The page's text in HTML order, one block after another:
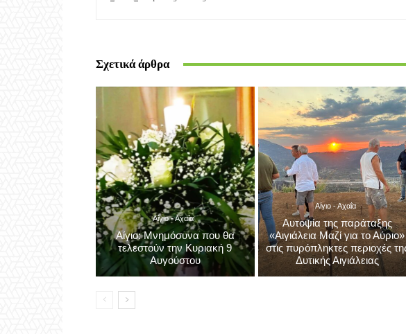
Σχετικά άρθρα
Αίγιο - Αχαΐα
Αίγιο: Μνημόσυνα που θα
Αίγιο - Αχαΐα
Αυτοψία της παράταξης
«Αιγιάλεια Μαζί για το Αύριο»